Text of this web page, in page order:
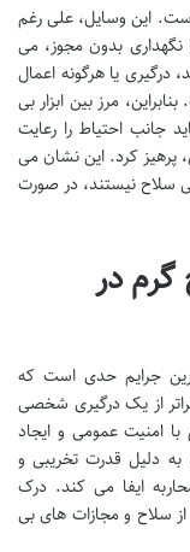
این وسایل، علی رغم
بدون مجوز، می
درگیری یا هرگونه اعمال
مرز بین ابزار بی
جانب احتیاط را رعایت
پرهیز کرد. این نشان می
سلاح نیستند، در صورت
در
جرایم حدی است که
از یک درگیری شخصی
امنیت عمومی و ایجاد
دلیل قدرت تخریبی و
ایفا می کند. درک
سلاح و مجازات های بی